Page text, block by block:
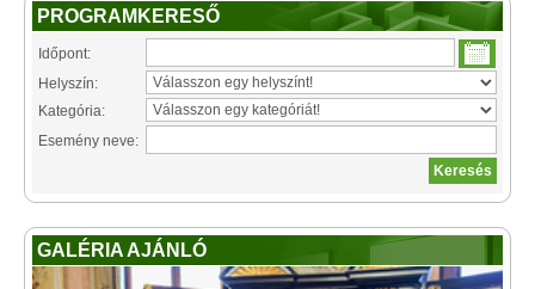
PROGRAMKERESŐ
Időpont:
Helyszín:
Kategória:
Esemény neve:
GALÉRIA AJÁNLÓ